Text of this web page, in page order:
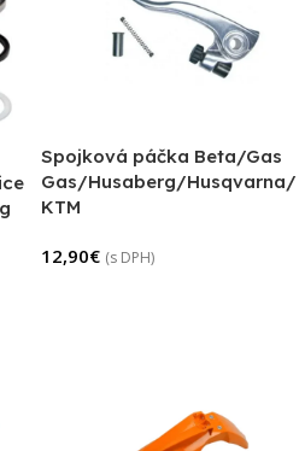
Spojková páčka Beta/Gas
Gas/Husaberg/Husqvarna/
KTM
12,90€ (s DPH)